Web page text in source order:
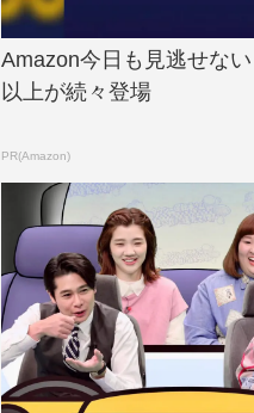
Amazon今日も見逃せな
以上が続々登場
PR(Amazon)